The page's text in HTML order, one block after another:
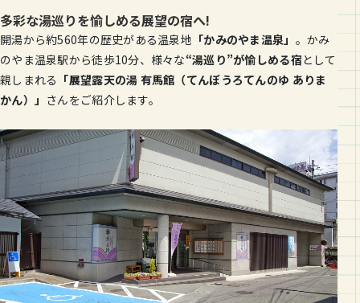
多彩な湯巡りを愉しめる展望の宿へ!
開湯から約560年の歴史がある温泉地 「かみのやま温泉」 。かみ
のやま温泉駅から徒歩10分、様々な“湯巡り”が愉しめる宿として
親しまれる 「展望露天の湯 有馬館（てんぼうろてんのゆ ありま
かん）」 さんをご紹介します。